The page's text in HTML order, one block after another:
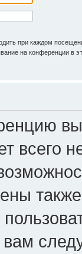
при каждом
на конференции в
всего
вам